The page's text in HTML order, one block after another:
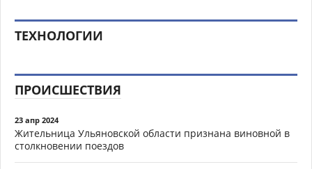
ТЕХНОЛОГИИ
ПРОИСШЕСТВИЯ
23 апр 2024
Жительница Ульяновской области признана виновной в
столкновении поездов